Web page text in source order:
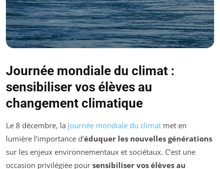
Journée mondiale du climat :
sensibiliser vos élèves au
changement climatique
Le 8 décembre, la Journée mondiale du climat met en
lumière l’importance d’éduquer les nouvelles générations
sur les enjeux environnementaux et sociétaux. C’est une
occasion privilégiée pour sensibiliser vos élèves au